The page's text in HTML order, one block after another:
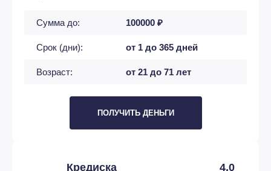
Сумма до: 100000 ₽
Срок (дни): от 1 до 365 дней
Возраст: от 21 до 71 лет
ПОЛУЧИТЬ ДЕНЬГИ
Кредиска 4,0